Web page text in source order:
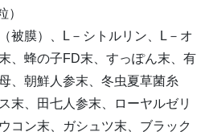
）
被膜）、L－シトルリン、L－オ
、蜂の子FD末、すっぽん末、有
、朝鮮人参末、冬虫夏草菌糸
末、田七人参末、ローヤルゼリ
コン末、ガシュツ末、ブラック